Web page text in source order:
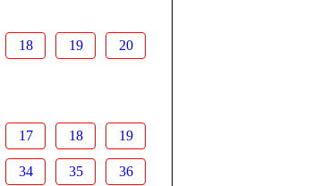
18 19 20
17 18 19
34 35 36